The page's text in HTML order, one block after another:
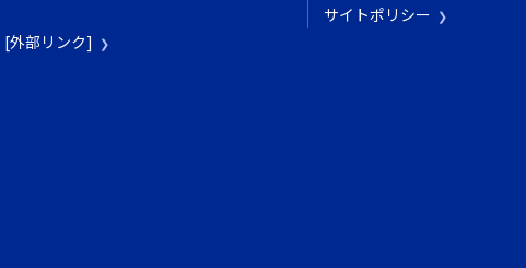
外部リンク]
サイトポリシー